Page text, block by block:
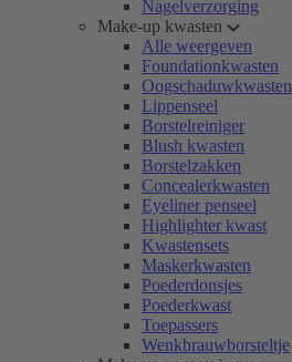
Nagelverzorging
Make-up kwasten
Alle weergeven
Foundationkwasten
Oogschaduwkwasten
Lippenseel
Borstelreiniger
Blush kwasten
Borstelzakken
Concealerkwasten
Eyeliner penseel
Highlighter kwast
Kwastensets
Maskerkwasten
Poederdonsjes
Poederkwast
Toepassers
Wenkbrauwborsteltje